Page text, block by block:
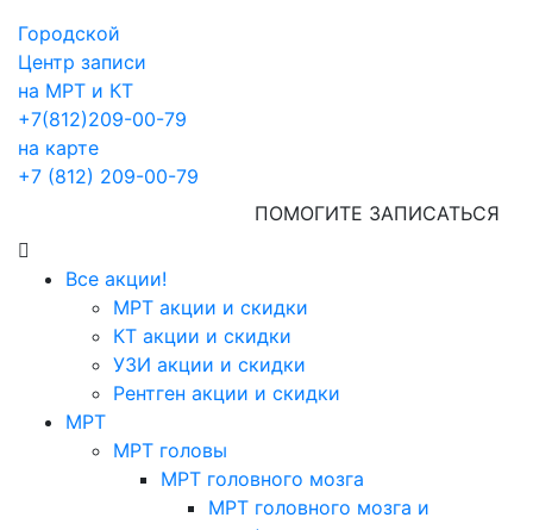
Городской
Центр записи
на МРТ и КТ
+7(812)209-00-79
на карте
+7 (812) 209-00-79
ПОМОГИТЕ ЗАПИСАТЬСЯ
Все акции!
МРТ акции и скидки
КТ акции и скидки
УЗИ акции и скидки
Рентген акции и скидки
МРТ
МРТ головы
МРТ головного мозга
МРТ головного мозга и